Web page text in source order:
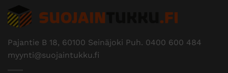
Pajantie B 18, 60100 Seinäjoki Puh. 0400 600 484
myynti@suojaintukku.fi